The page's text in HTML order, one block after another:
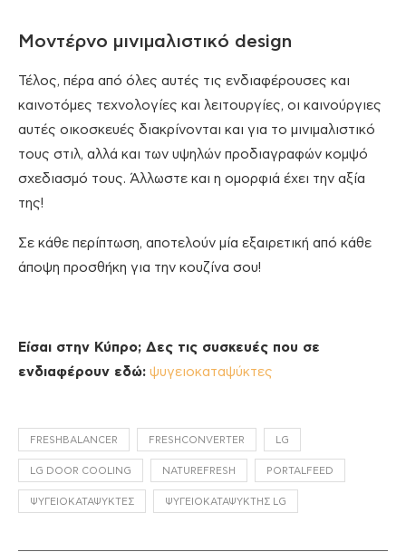
Μοντέρνο μινιμαλιστικό design
Τέλος, πέρα από όλες αυτές τις ενδιαφέρουσες και
καινοτόμες τεχνολογίες και λειτουργίες, οι καινούργιες
αυτές οικοσκευές διακρίνονται και για το μινιμαλιστικό
τους στιλ, αλλά και των υψηλών προδιαγραφών κομψό
σχεδιασμό τους. Άλλωστε και η ομορφιά έχει την αξία
της!
Σε κάθε περίπτωση, αποτελούν μία εξαιρετική από κάθε
άποψη προσθήκη για την κουζίνα σου!
Είσαι στην Κύπρο; Δες τις συσκευές που σε
ενδιαφέρουν εδώ: ψυγειοκαταψύκτες
FRESHBALANCER FRESHCONVERTER LG
LG DOOR COOLING NATUREFRESH PORTALFEED
ΨΥΓΕΙΟΚΑΤΑΨΎΚΤΕΣ ΨΥΓΕΙΟΚΑΤΑΨΎΚΤΗΣ LG